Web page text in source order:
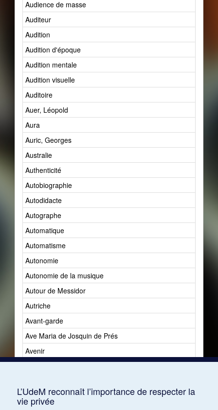
Audience de masse
Auditeur
Audition
Audition d'époque
Audition mentale
Audition visuelle
Auditoire
Auer, Léopold
Aura
Auric, Georges
Australie
Authenticité
Autobiographie
Autodidacte
Autographe
Automatique
Automatisme
Autonomie
Autonomie de la musique
Autour de Messidor
Autriche
Avant-garde
Ave Maria de Josquin de Prés
Avenir
L’UdeM reconnaît l’importance de respecter la
vie privée